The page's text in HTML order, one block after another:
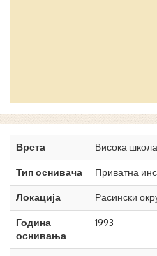
Врста
Висока школа
Тип оснивача
Приватна
Локација
Расински
Година
оснивања
1993